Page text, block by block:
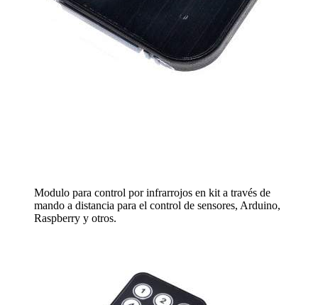
Modulo para control por infrarrojos en kit a través de
mando a distancia para el control de sensores, Arduino,
Raspberry y otros.